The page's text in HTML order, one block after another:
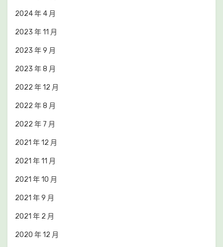
2024 年 4 月
2023 年 11 月
2023 年 9 月
2023 年 8 月
2022 年 12 月
2022 年 8 月
2022 年 7 月
2021 年 12 月
2021 年 11 月
2021 年 10 月
2021 年 9 月
2021 年 2 月
2020 年 12 月